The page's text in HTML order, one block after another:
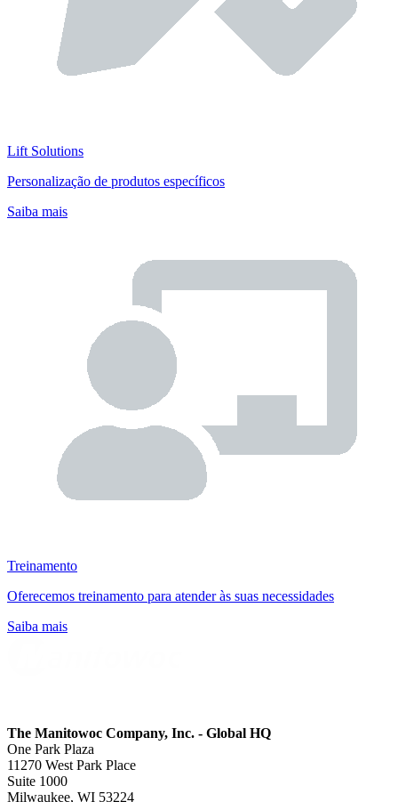
Lift Solutions
Personalização de produtos específicos
Saiba mais
Treinamento
Oferecemos treinamento para atender às suas necessidades
Saiba mais
The Manitowoc Company, Inc. - Global HQ
One Park Plaza
11270 West Park Place
Suite 1000
Milwaukee, WI 53224